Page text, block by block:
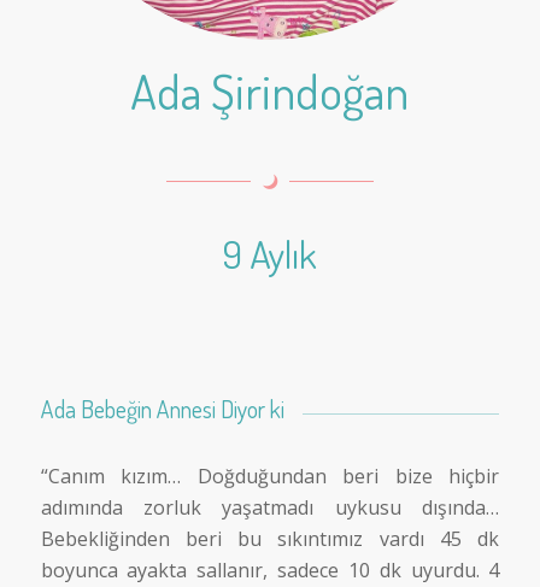
Ada Şirindoğan
9 Aylık
Ada Bebeğin Annesi Diyor ki
“Canım kızım… Doğduğundan beri bize hiçbir
adımında zorluk yaşatmadı uykusu dışında…
Bebekliğinden beri bu sıkıntımız vardı 45 dk
boyunca ayakta sallanır, sadece 10 dk uyurdu. 4